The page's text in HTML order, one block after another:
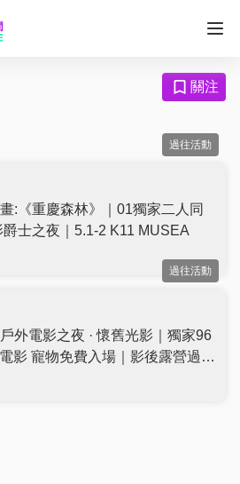
關注
過往活動
:《重慶森林》｜01獨家二人同
士之夜｜5.1-2 K11 MUSEA
過往活動
外電影之夜 · 懷舊光影｜獨家96
影 寵物免費入場｜影後露營過夜